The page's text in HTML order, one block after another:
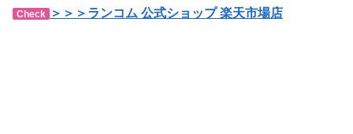
Check ＞＞＞ランコム 公式ショップ 楽天市場店